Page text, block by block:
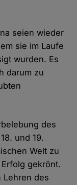
seien wieder
sie im Laufe
wurden. Es
darum zu
des
und 19.
Welt zu
gekrönt.
Lehren des